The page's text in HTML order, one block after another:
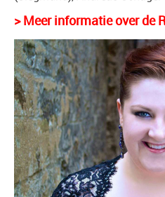
> Meer informatie over de